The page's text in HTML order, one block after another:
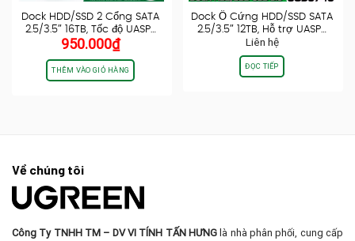
Dock HDD/SSD 2 Cổng SATA
2.5/3.5″ 16TB, Tốc độ UASP…
950.000₫
THÊM VÀO GIỎ HÀNG
Dock Ổ Cứng HDD/SSD SATA
2.5/3.5″ 12TB, Hỗ trợ UASP…
Liên hệ
ĐỌC TIẾP
Về chúng tôi
Công Ty TNHH TM – DV VI TÍNH TẤN HƯNG là nhà phân phối, cung cấp